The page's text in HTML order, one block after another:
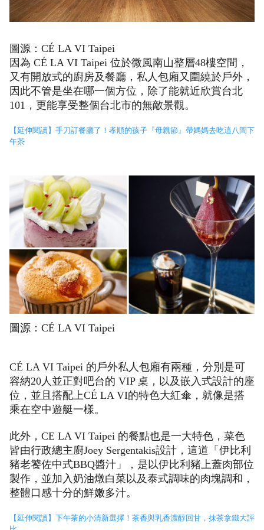
圖源：CÉ LA VI Taipei
因為 CÉ LA VI Taipei 位於微風南山整層48樓空間，
又有開放式的廚房及餐廳，私人包廂又圍繞於戶外，
因此不管是坐在哪一個方位，除了能就近欣賞台北
101，更能享受整個台北市的無敵景觀。
【延伸閱讀】手刀訂餐廳了！孝順的孩子『母親節』帶媽媽去吃這八間下
午茶
圖源：CÉ LA VI Taipei
CÉ LA VI Taipei 的戶外私人包廂有兩種，分別是可
容納20人並正對吧台的 VIP 桌，以及嵌入式設計的座
位，並且搭配上CÉ LA VI的特色大紅傘，就像是搭
乘在空中遊艇一樣。
此外，CE LA VI Taipei 的餐點也是一大特色，菜色
皆由行政總主廚Joey Sergentakis設計，這道「伊比利
豬老饕佐中式BBQ醬汁」，是以伊比利豬上蓋肉部位
製作，並加入奶油燉白菜以及泰式調味的肉塊調和，
整體口感十分的鮮嫩多汁。
【延伸閱讀】下午茶的小清新選擇！茶香與乳香濃醇回甘，抹茶拿鐵大評